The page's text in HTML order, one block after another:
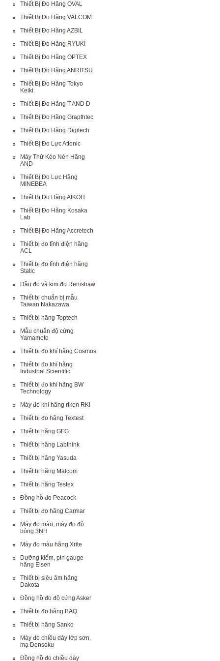
Thiết Bị Đo Hãng OVAL
Thiết Bị Đo Hãng VALCOM
Thiết Bị Đo Hãng AZBIL
Thiết Bị Đo Hãng RYUKI
Thiết Bị Đo Hãng OPTEX
Thiết Bị Đo Hãng ANRITSU
Thiết Bị Đo Hãng Tokyo
Keiki
Thiết Bị Đo Hãng T AND D
Thiết Bị Đo Hãng Grapthtec
Thiết Bị Đo Hãng Digitech
Thiết Bị Đo Lực Attonic
Máy Thử Kéo Nén Hãng
AND
Thiết Bị Đo Lực Hãng
MINEBEA
Thiết Bị Đo Hãng AIKOH
Thiết Bị Đo Hãng Kosaka
Lab
Thiết Bị Đo Hãng Accretech
Thiết bị đo tĩnh điện hãng
ACL
Thiết bị đo tĩnh điện hãng
Static
Đầu đo và kim đo Renishaw
Thiết bị chuẩn bị mẫu
Taiwan Nakazawa
Thiết bị hãng Toptech
Mẫu chuẩn độ cứng
Yamamoto
Thiết bị đo khí hãng Cosmos
Thiết bị đo khí hãng
Industrial Scientific
Thiết bị đo khí hãng BW
Technology
Máy đo khí hãng riken RKI
Thiết bị đo hãng Textest
Thiết bị hãng GFG
Thiết bị hãng Labthink
Thiết bị hãng Yasuda
Thiết bị hãng Malcom
Thiết bị hãng Testex
Đồng hồ đo Peacock
Thiết bị đo hãng Carmar
Máy đo màu, máy đo độ
bóng 3NH
Máy đo màu hãng Xrite
Dưỡng kiểm, pin gauge
hãng Eisen
Thiết bị siêu âm hãng
Dakota
Đồng hồ đo độ cứng Asker
Thiết bị đo hãng BAQ
Thiết bị hãng Sanko
Máy đo chiều dày lớp sơn,
mạ Densoku
Đồng hồ đo chiều dày